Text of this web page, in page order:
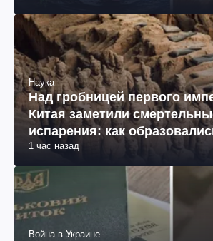
Наука
Над гробницей первого
Китая заметили
испарения: как
1 час назад
Война в Украине